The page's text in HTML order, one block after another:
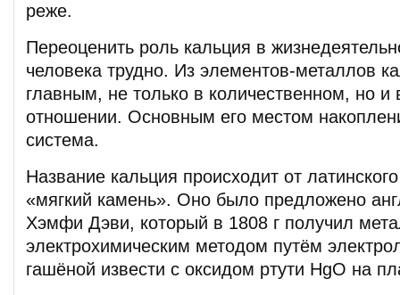
реже.
Переоценить роль кальция в
человека трудно. Из элементов-металлов
главным, не только в количественном, но
отношении. Основным его местом
система.
Название кальция происходит от
«мягкий камень». Оно было предложено
Хэмфи Дэви, который в 1808 г получил
электрохимическим методом путём
гашёной извести с оксидом ртути HgO на